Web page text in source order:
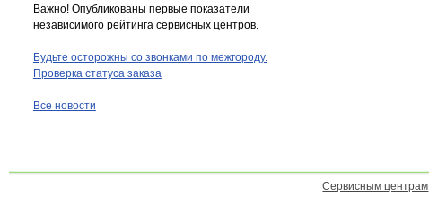
Важно! Опубликованы первые показатели
независимого рейтинга сервисных центров.
Будьте осторожны со звонками по межгороду.
Проверка статуса заказа
Все новости
Сервисным центрам